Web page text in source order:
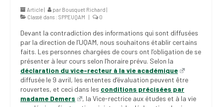
Article | par Bousquet Richard |
Classé dans : SPPEUQAM | 0
Devant la contradiction des informations qui sont diffusées
par la direction de l’UQAM, nous souhaitons établir certains
faits. Les personnes chargées de cours ont l’obligation de se
présenter à leur cours selon l’horaire prévu. Selon la
déclaration du vice-recteur à la vie académique
diffusée le 9 avril, les ententes d’évaluation peuvent être
rouvertes, et ceci dans les conditions précisées par
madame Demers
, la Vice-rectrice aux études et à la vie